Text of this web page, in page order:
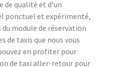
de qualité et d’un
ponctuel et expérimenté,
module de réservation
de taxis que nous vous
en profiter pour
de taxi aller-retour pour